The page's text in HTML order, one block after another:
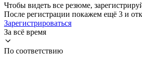
Чтобы видеть все резюме,
После регистрации покажем ещё 3 и
Зарегистрироваться
За всё время
По соответствию